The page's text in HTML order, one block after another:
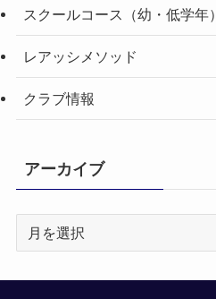
スクールコース（幼・低学年）
レアッシメソッド
クラブ情報
アーカイブ